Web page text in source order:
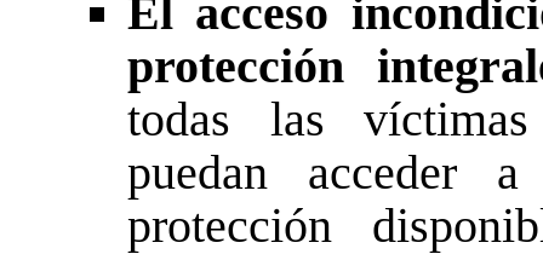
El acceso
protección
todas las
puedan acceder
protección